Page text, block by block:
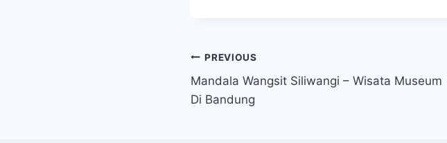
Navigasi
pos
PREVIOUS
Mandala Wangsit Siliwangi – Wisata Museum
Di Bandung